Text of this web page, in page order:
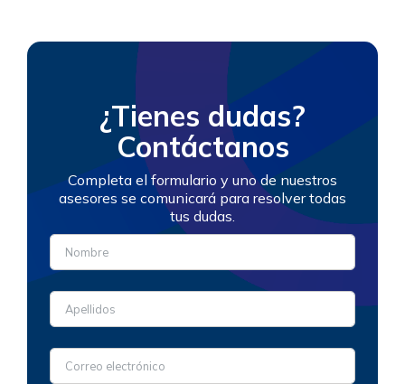
¿Tienes dudas?
Contáctanos
Completa el formulario y uno de nuestros
asesores se comunicará para resolver todas
tus dudas.